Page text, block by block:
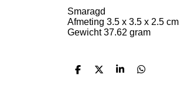
Smaragd
Afmeting 3.5 x 3.5 x 2.5 cm
Gewicht 37.62 gram
D
D
S
D